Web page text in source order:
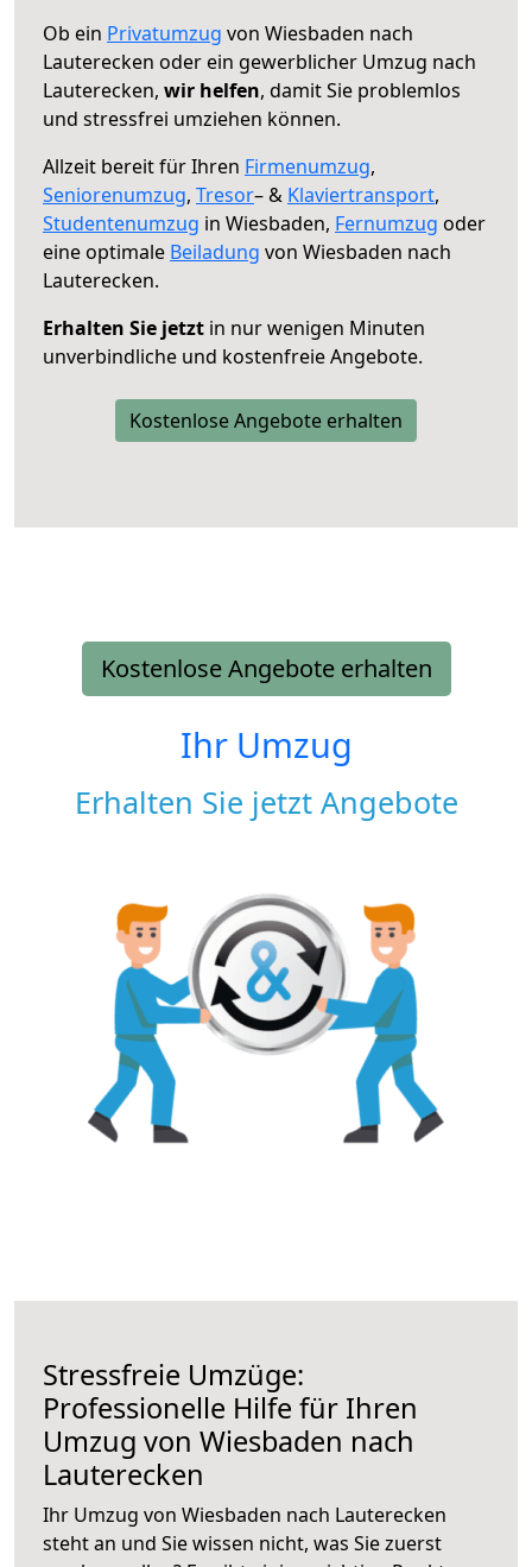
Ob ein Privatumzug von Wiesbaden nach
Lauterecken oder ein gewerblicher Umzug nach
Lauterecken, wir helfen, damit Sie problemlos
und stressfrei umziehen können.
Allzeit bereit für Ihren Firmenumzug,
Seniorenumzug, Tresor– & Klaviertransport,
Studentenumzug in Wiesbaden, Fernumzug oder
eine optimale Beiladung von Wiesbaden nach
Lauterecken.
Erhalten Sie jetzt in nur wenigen Minuten
unverbindliche und kostenfreie Angebote.
Kostenlose Angebote erhalten
Kostenlose Angebote erhalten
Ihr Umzug
Erhalten Sie jetzt Angebote
Stressfreie Umzüge:
Professionelle Hilfe für Ihren
Umzug von Wiesbaden nach
Lauterecken
Ihr Umzug von Wiesbaden nach Lauterecken
steht an und Sie wissen nicht, was Sie zuerst